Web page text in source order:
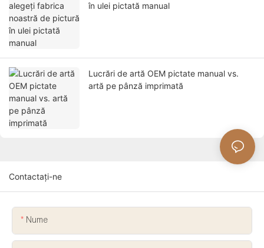
în ulei pictată manual
Lucrări de artă OEM pictate manual vs.
artă pe pânză imprimată
Contactați-ne
Nume